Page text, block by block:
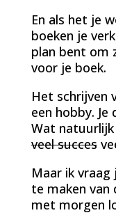
En als het je
boeken je
plan bent om
voor je boek.
Het schrijven
een hobby.
Wat natuurlijk
veel succes
Maar ik vraag
te maken
met morgen